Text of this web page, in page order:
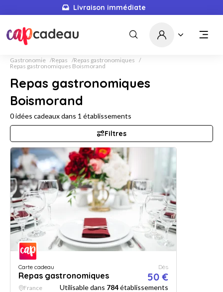
Livraison immédiate
Gastronomie Repas
Repas gastronomiques
Repas gastronomiques Boismorand
Repas gastronomiques
Boismorand
0idées cadeaux dans 1 établissements
Filtres
Carte cadeau
Repas gastronomiques
Dès
50 €
France Utilisable dans 784établissements